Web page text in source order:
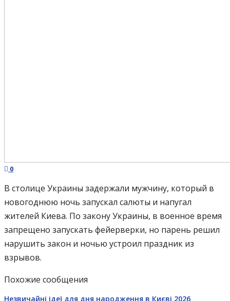
0
В столице Украины задержали мужчину, который в
новогоднюю ночь запускал салюты и напугал
жителей Киева. По закону Украины, в военное время
запрещено запускать фейерверки, но парень решил
нарушить закон и ночью устроил праздник из
взрывов.
Похожие сообщения
Незвичайні ідеї для дня народження в Києві 2026